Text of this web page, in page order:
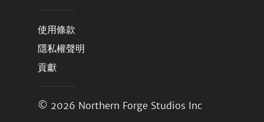
使用條款
隱私權聲明
貢獻
© 2026 Northern Forge Studios Inc